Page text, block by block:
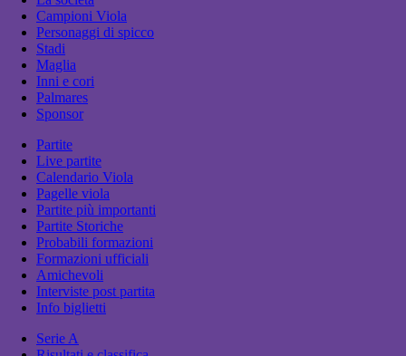
Campioni Viola
Personaggi di spicco
Stadi
Maglia
Inni e cori
Palmares
Sponsor
Partite
Live partite
Calendario Viola
Pagelle viola
Partite più importanti
Partite Storiche
Probabili formazioni
Formazioni ufficiali
Amichevoli
Interviste post partita
Info biglietti
Serie A